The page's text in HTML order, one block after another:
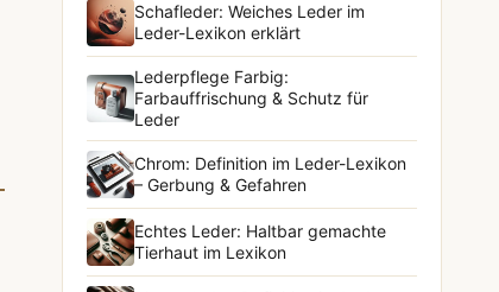
Schafleder: Weiches Leder im
Leder-Lexikon erklärt
Lederpflege Farbig:
Farbauffrischung & Schutz für
Leder
Chrom: Definition im Leder-Lexikon
– Gerbung & Gefahren
Echtes Leder: Haltbar gemachte
Tierhaut im Lexikon